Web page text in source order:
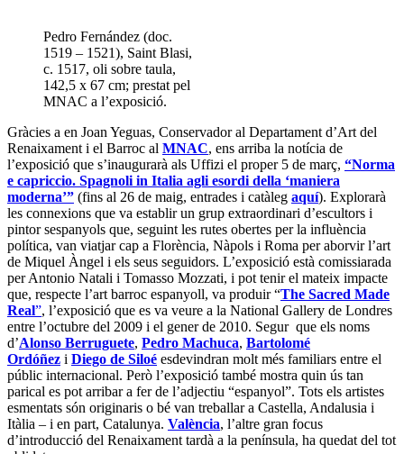
Pedro Fernández (doc.
1519 – 1521), Saint Blasi,
c. 1517, oli sobre taula,
142,5 x 67 cm; prestat pel
MNAC a l’exposició.
Gràcies a en Joan Yeguas, Conservador al Departament d’Art del
Renaixament i el Barroc al MNAC, ens arriba la notícia de
l’exposició que s’inaugurarà als Uffizi el proper 5 de març, “Norma
e capriccio. Spagnoli in Italia agli esordi della ‘maniera
moderna’” (fins al 26 de maig, entrades i catàleg aquí). Explorarà
les connexions que va establir un grup extraordinari d’escultors i
pintor sespanyols que, seguint les rutes obertes per la influència
política, van viatjar cap a Florència, Nàpols i Roma per aborvir l’art
de Miquel Àngel i els seus seguidors. L’exposició està comissiarada
per Antonio Natali i Tomasso Mozzati, i pot tenir el mateix impacte
que, respecte l’art barroc espanyoll, va produir “The Sacred Made
Real”, l’exposició que es va veure a la National Gallery de Londres
entre l’octubre del 2009 i el gener de 2010. Segur que els noms
d’Alonso Berruguete, Pedro Machuca, Bartolomé
Ordóñez i Diego de Siloé esdevindran molt més familiars entre el
públic internacional. Però l’exposició també mostra quin ús tan
parical es pot arribar a fer de l’adjectiu “espanyol”. Tots els artistes
esmentats són originaris o bé van treballar a Castella, Andalusia i
Itàlia – i en part, Catalunya. València, l’altre gran focus
d’introducció del Renaixament tardà a la península, ha quedat del tot